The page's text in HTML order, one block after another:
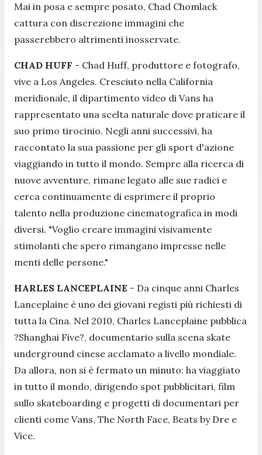
Mai in posa e sempre posato, Chad Chomlack
cattura con discrezione immagini che
passerebbero altrimenti inosservate.
CHAD HUFF - Chad Huff, produttore e fotografo,
vive a Los Angeles. Cresciuto nella California
meridionale, il dipartimento video di Vans ha
rappresentato una scelta naturale dove praticare il
suo primo tirocinio. Negli anni successivi, ha
raccontato la sua passione per gli sport d'azione
viaggiando in tutto il mondo. Sempre alla ricerca di
nuove avventure, rimane legato alle sue radici e
cerca continuamente di esprimere il proprio
talento nella produzione cinematografica in modi
diversi. "Voglio creare immagini visivamente
stimolanti che spero rimangano impresse nelle
menti delle persone."
HARLES LANCEPLAINE - Da cinque anni Charles
Lanceplaine è uno dei giovani registi più richiesti di
tutta la Cina. Nel 2010, Charles Lanceplaine pubblica
?Shanghai Five?, documentario sulla scena skate
underground cinese acclamato a livello mondiale.
Da allora, non si è fermato un minuto: ha viaggiato
in tutto il mondo, dirigendo spot pubblicitari, film
sullo skateboarding e progetti di documentari per
clienti come Vans, The North Face, Beats by Dre e
Vice.